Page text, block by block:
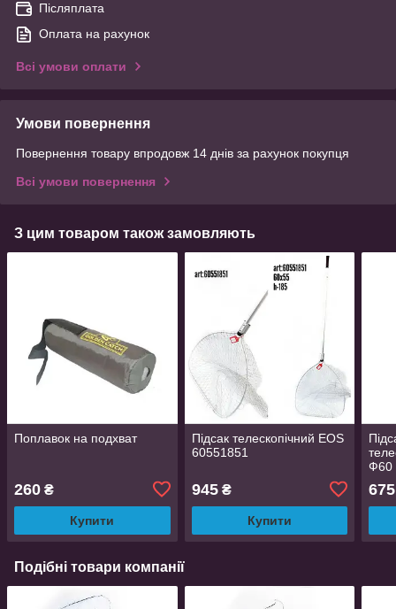
Післяплата
Оплата на рахунок
Всі умови оплати
Умови повернення
Повернення товару впродовж 14 днів за рахунок покупця
Всі умови повернення
З цим товаром також замовляють
Поплавок на подхват
260 ₴
Купити
Підсак телескопічний EOS
60551851
945₴
Купити
Ф60
675
Подібні товари компанії